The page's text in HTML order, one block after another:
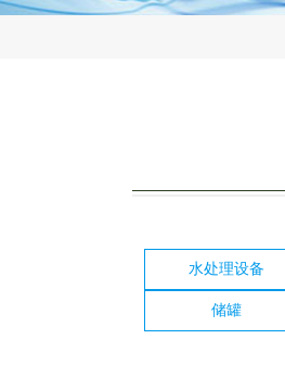
水处理设备
储罐